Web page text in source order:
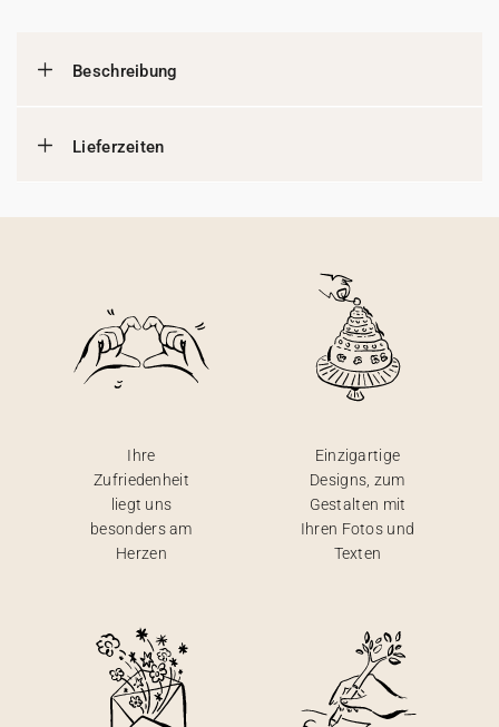
Beschreibung
Lieferzeiten
Ihre
Zufriedenheit
liegt uns
besonders am
Herzen
Einzigartige
Designs, zum
Gestalten mit
Ihren Fotos und
Texten